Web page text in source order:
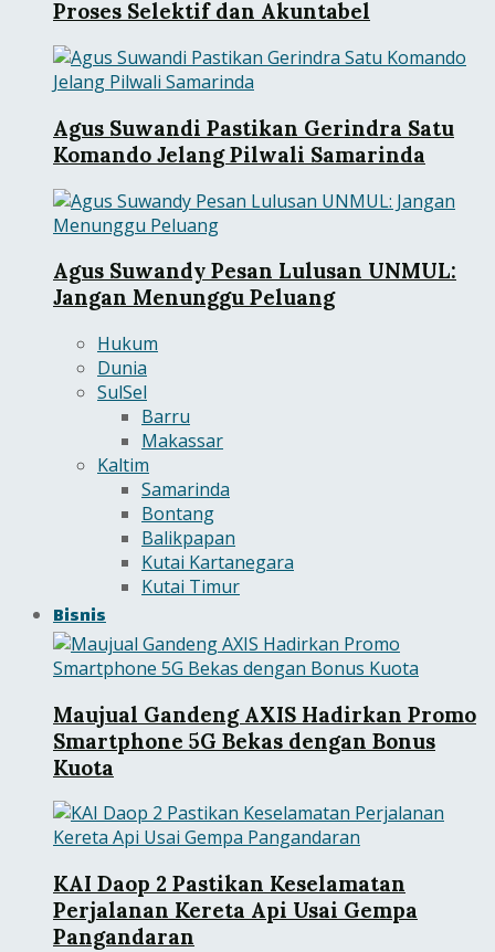
Proses Selektif dan Akuntabel
Agus Suwandi Pastikan Gerindra Satu
Komando Jelang Pilwali Samarinda
Agus Suwandy Pesan Lulusan UNMUL:
Jangan Menunggu Peluang
Hukum
Dunia
SulSel
Barru
Makassar
Kaltim
Samarinda
Bontang
Balikpapan
Kutai Kartanegara
Kutai Timur
Bisnis
Maujual Gandeng AXIS Hadirkan Promo
Smartphone 5G Bekas dengan Bonus
Kuota
KAI Daop 2 Pastikan Keselamatan
Perjalanan Kereta Api Usai Gempa
Pangandaran